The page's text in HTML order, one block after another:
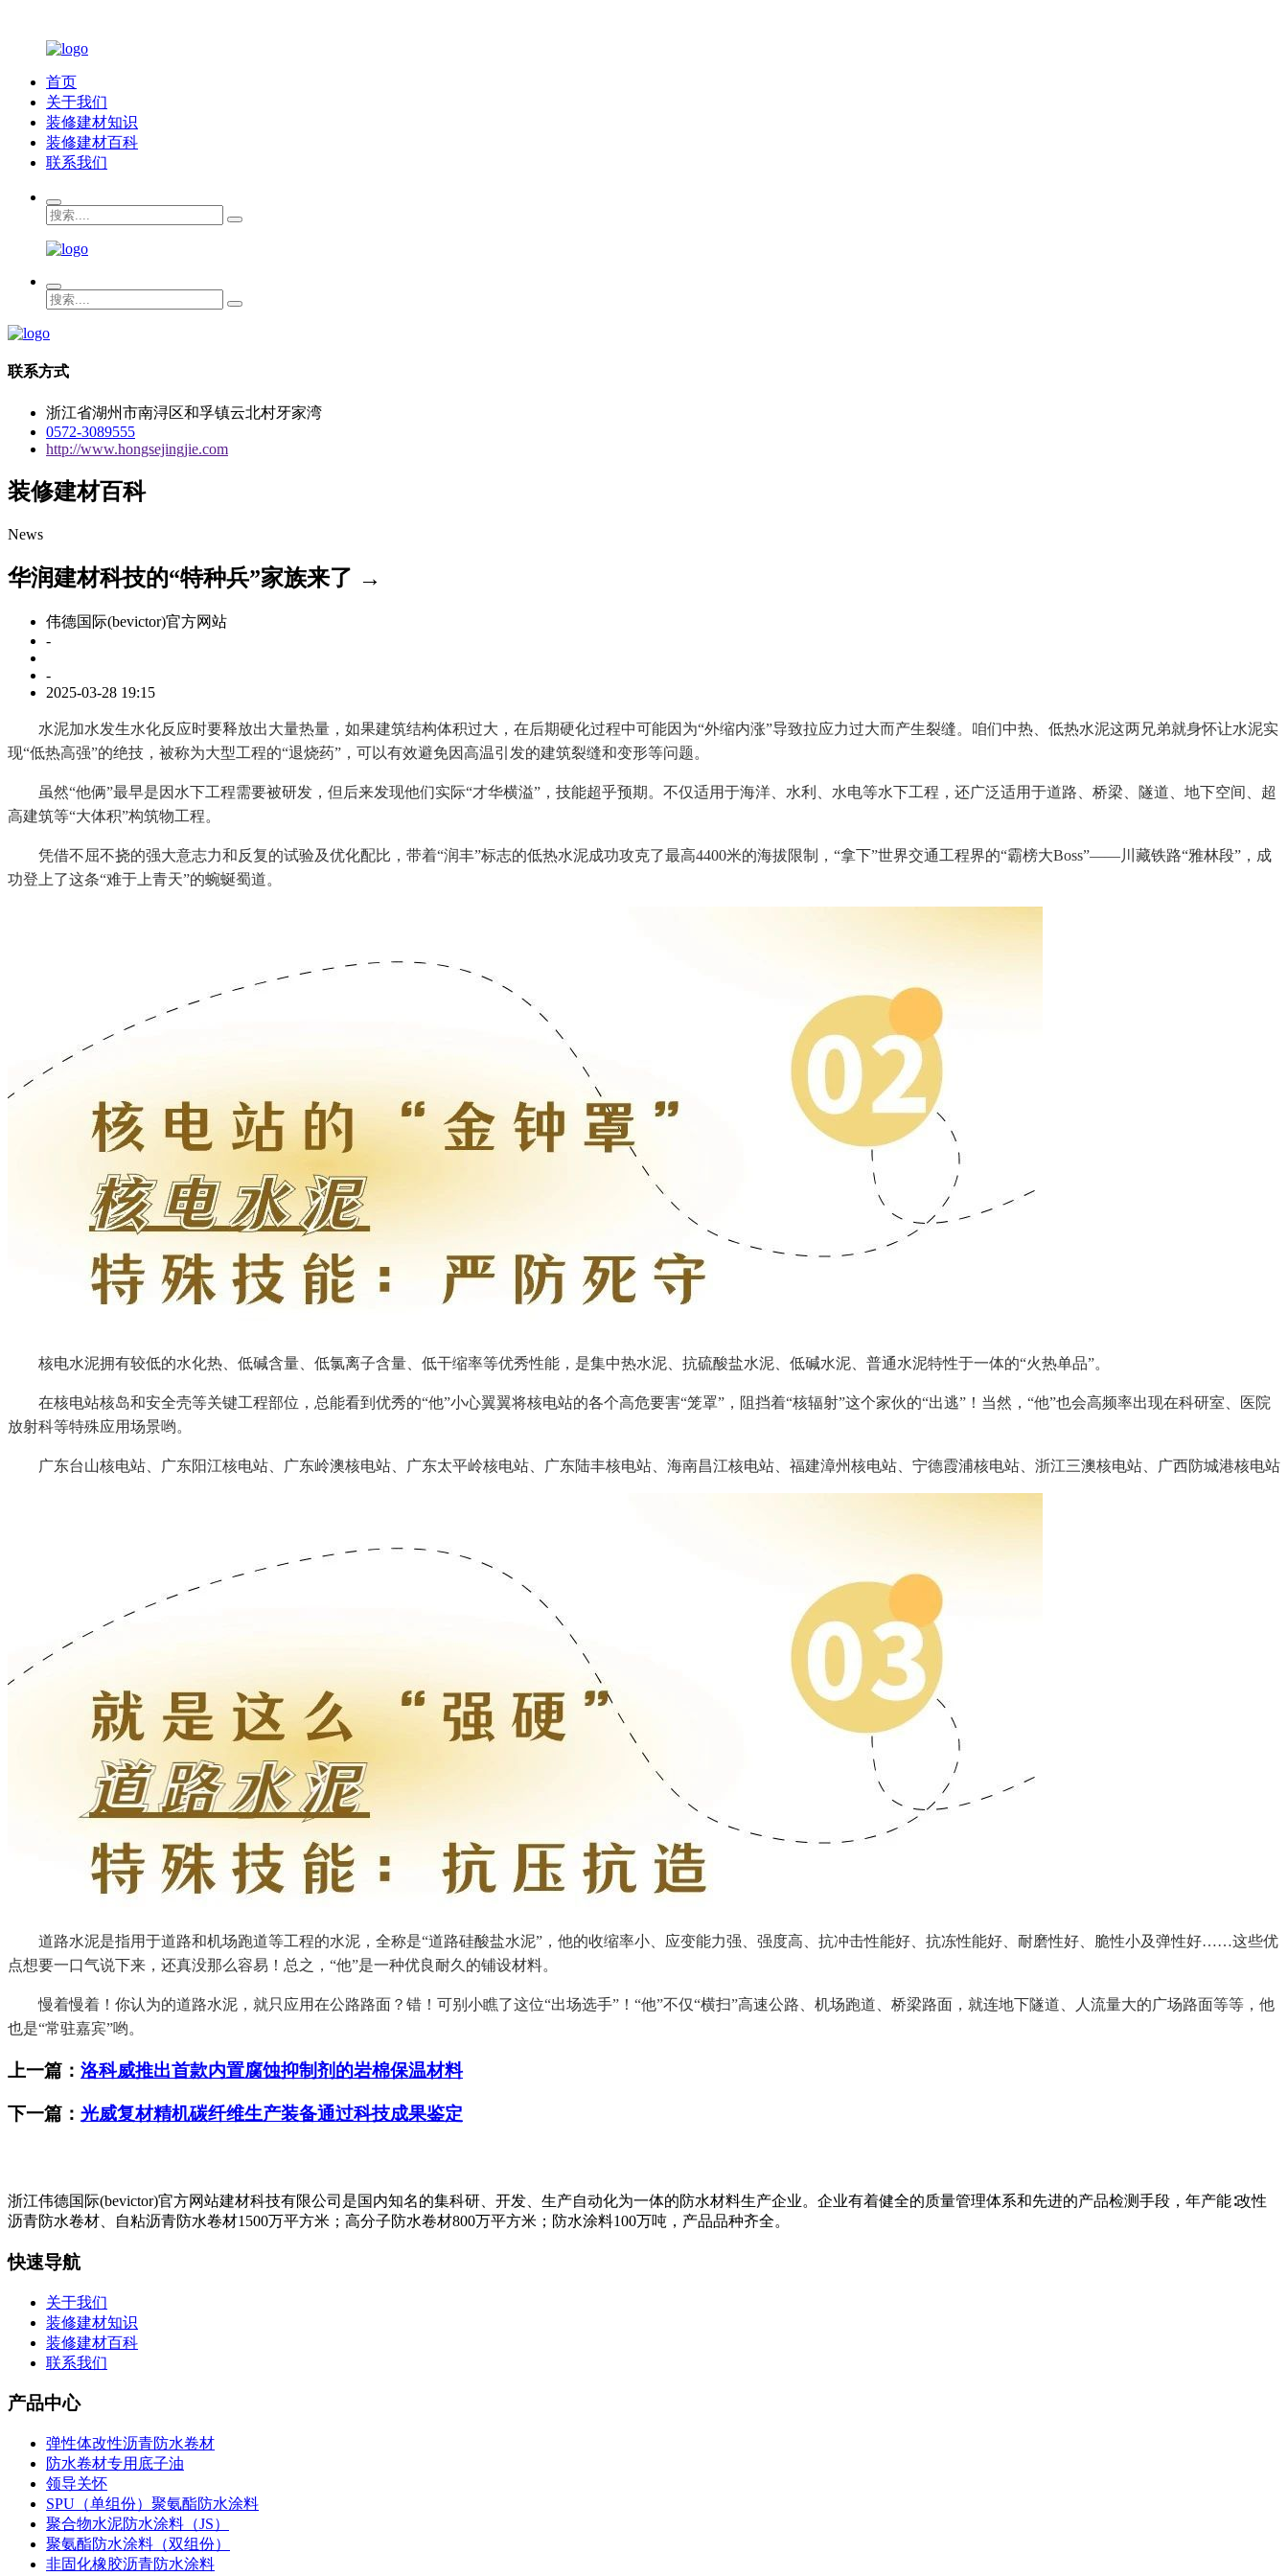
首页
关于我们
装修建材知识
装修建材百科
联系我们
联系方式
浙江省湖州市南浔区和孚镇云北村牙家湾
0572-3089555
http://www.hongsejingjie.com
装修建材百科
News
华润建材科技的“特种兵”家族来了 →
伟德国际(bevictor)官方网站
-
-
2025-03-28 19:15
水泥加水发生水化反应时要释放出大量热量，如果建筑结构体积过大，在后期硬化过程中可能因为“外缩内涨”导致拉应力过大而产生裂缝。咱们中热、低热水泥这两兄弟就身怀让水泥实
现“低热高强”的绝技，被称为大型工程的“退烧药”，可以有效避免因高温引发的建筑裂缝和变形等问题。
虽然“他俩”最早是因水下工程需要被研发，但后来发现他们实际“才华横溢”，技能超乎预期。不仅适用于海洋、水利、水电等水下工程，还广泛适用于道路、桥梁、隧道、地下空间、超
高建筑等“大体积”构筑物工程。
凭借不屈不挠的强大意志力和反复的试验及优化配比，带着“润丰”标志的低热水泥成功攻克了最高4400米的海拔限制，“拿下”世界交通工程界的“霸榜大Boss”——川藏铁路“雅林段”，成
功登上了这条“难于上青天”的蜿蜒蜀道。
核电水泥拥有较低的水化热、低碱含量、低氯离子含量、低干缩率等优秀性能，是集中热水泥、抗硫酸盐水泥、低碱水泥、普通水泥特性于一体的“火热单品”。
在核电站核岛和安全壳等关键工程部位，总能看到优秀的“他”小心翼翼将核电站的各个高危要害“笼罩”，阻挡着“核辐射”这个家伙的“出逃”！当然，“他”也会高频率出现在科研室、医院
放射科等特殊应用场景哟。
广东台山核电站、广东阳江核电站、广东岭澳核电站、广东太平岭核电站、广东陆丰核电站、海南昌江核电站、福建漳州核电站、宁德霞浦核电站、浙江三澳核电站、广西防城港核电站
道路水泥是指用于道路和机场跑道等工程的水泥，全称是“道路硅酸盐水泥”，他的收缩率小、应变能力强、强度高、抗冲击性能好、抗冻性能好、耐磨性好、脆性小及弹性好……这些优
点想要一口气说下来，还真没那么容易！总之，“他”是一种优良耐久的铺设材料。
慢着慢着！你认为的道路水泥，就只应用在公路路面？错！可别小瞧了这位“出场选手”！“他”不仅“横扫”高速公路、机场跑道、桥梁路面，就连地下隧道、人流量大的广场路面等等，他
也是“常驻嘉宾”哟。
上一篇： 洛科威推出首款内置腐蚀抑制剂的岩棉保温材料
下一篇： 光威复材精机碳纤维生产装备通过科技成果鉴定
浙江伟德国际(bevictor)官方网站建材科技有限公司是国内知名的集科研、开发、生产自动化为一体的防水材料生产企业。企业有着健全的质量管理体系和先进的产品检测手段，年产能∶改性
沥青防水卷材、自粘沥青防水卷材1500万平方米；高分子防水卷材800万平方米；防水涂料100万吨，产品品种齐全。
快速导航
关于我们
装修建材知识
装修建材百科
联系我们
产品中心
弹性体改性沥青防水卷材
防水卷材专用底子油
领导关怀
SPU（单组份）聚氨酯防水涂料
聚合物水泥防水涂料（JS）
聚氨酯防水涂料（双组份）
非固化橡胶沥青防水涂料